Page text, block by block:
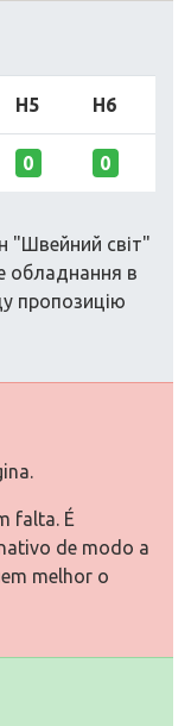
H5 H6
0 0
"Швейний світ"
обладнання в
пропозицію
falta. É
de modo a
melhor o